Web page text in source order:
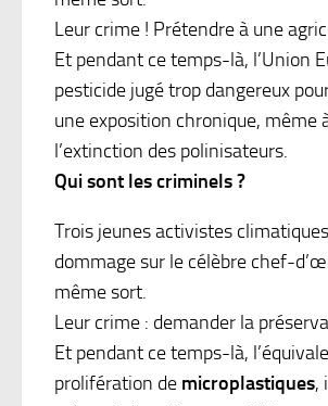
Leur crime ! Prétendre à une
Et pendant ce temps-là, l’Union
pesticide jugé trop dangereux
une exposition chronique, même
l’extinction des polinisateurs.
Qui sont les criminels ?
Trois jeunes activistes
dommage sur le célèbre chef-
même sort.
Leur crime : demander la
Et pendant ce temps-là,
prolifération de microplastiques,